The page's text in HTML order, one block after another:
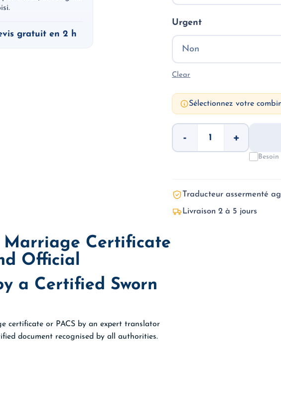
gratuit en 2 h
Urgent
Clear
Sélectionnez votre
-
Certificate
+
Traducteur assermenté
Livraison 2 à 5 jours
Marriage Certificate
Official
a Certified Sworn
certificate or PACS by an expert translator
document recognised by all authorities.